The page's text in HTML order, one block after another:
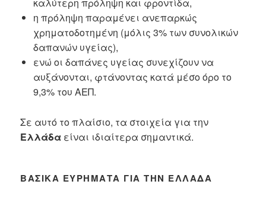
καλύτερη πρόληψη και φροντίδα,
η πρόληψη παραμένει ανεπαρκώς
χρηματοδοτημένη (μόλις 3% των συνολικών
δαπανών υγείας),
ενώ οι δαπάνες υγείας συνεχίζουν να
αυξάνονται, φτάνοντας κατά μέσο όρο το
9,3% του ΑΕΠ.
Σε αυτό το πλαίσιο, τα στοιχεία για την
Ελλάδα είναι ιδιαίτερα σημαντικά.
ΒΑΣΙΚΆ ΕΥΡΉΜΑΤΑ ΓΙΑ ΤΗΝ ΕΛΛΆΔΑ